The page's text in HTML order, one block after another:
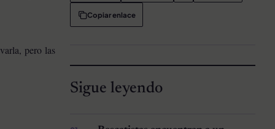
pero las
Copiar enlace
Sigue leyendo